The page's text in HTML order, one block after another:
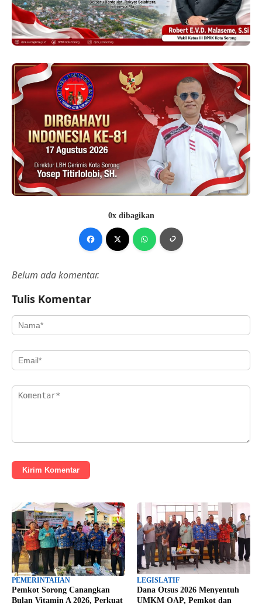
0x dibagikan
Belum ada komentar.
Tulis Komentar
Kirim Komentar
PEMERINTAHAN
Pemkot Sorong Canangkan
Bulan Vitamin A 2026, Perkuat
LEGISLATIF
Dana Otsus 2026 Menyentuh
UMKM OAP, Pemkot dan